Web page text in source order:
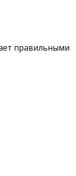
правильными